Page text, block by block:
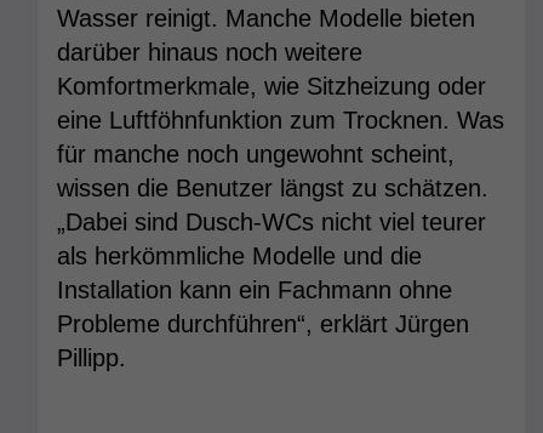
Wasser reinigt. Manche Modelle bieten
darüber hinaus noch weitere
Komfortmerkmale, wie Sitzheizung oder
eine Luftföhnfunktion zum Trocknen. Was
für manche noch ungewohnt scheint,
wissen die Benutzer längst zu schätzen.
„Dabei sind Dusch-WCs nicht viel teurer
als herkömmliche Modelle und die
Installation kann ein Fachmann ohne
Probleme durchführen“, erklärt Jürgen
Pillipp.